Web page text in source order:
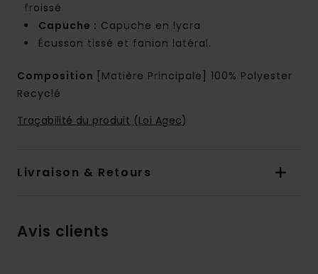
froissé
Capuche : Capuche en lycra
Écusson tissé et fanion latéral.
Composition
[Matière Principale] 100% Polyester
Recyclé
Traçabilité du produit (Loi Agec)
Livraison & Retours
Avis clients